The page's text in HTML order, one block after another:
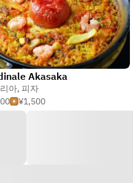
Akasaka
아, 피자
¥1,500